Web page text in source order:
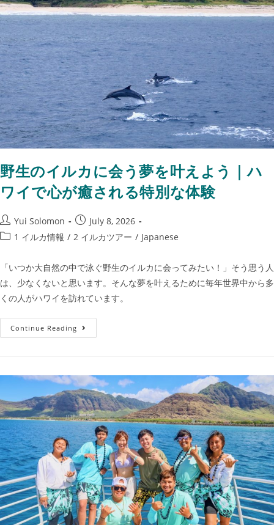
野生のイルカに会う夢を叶えよう｜ハ
ワイで心が癒される特別な体験
Yui Solomon
July 8, 2026
1 イルカ情報 / 2 イルカツアー / Japanese
「いつか大自然の中で泳ぐ野生のイルカに会ってみたい！」そう思う人
は、少なくないと思います。そんな夢を叶えるために毎年世界中から多
くの人がハワイを訪れています。
Continue Reading